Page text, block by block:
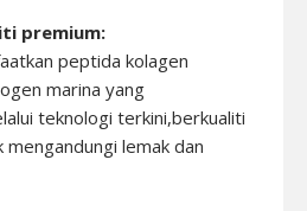
premium:
peptida kolagen
marina yang
teknologi terkini,berkualiti
lemak dan